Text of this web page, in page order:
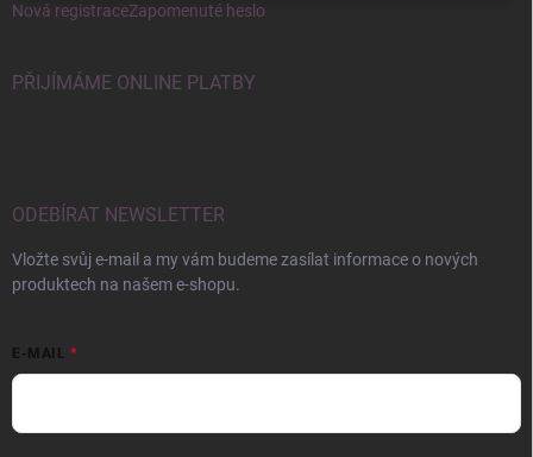
Nová registraceZapomenuté heslo
PŘIJÍMÁME ONLINE PLATBY
ODEBÍRAT NEWSLETTER
Vložte svůj e-mail a my vám budeme zasílat informace o nových
produktech na našem e-shopu.
E-MAIL